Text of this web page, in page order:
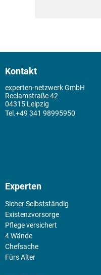
Kontakt
experten-netzwerk GmbH
Reclamstraße 42
04315 Leipzig
+49 341 98995950
Experten
Sicher Selbstständig
Existenz­vorsorge
Pflege versichert
4 Wände
Chefsache
Fürs Alter